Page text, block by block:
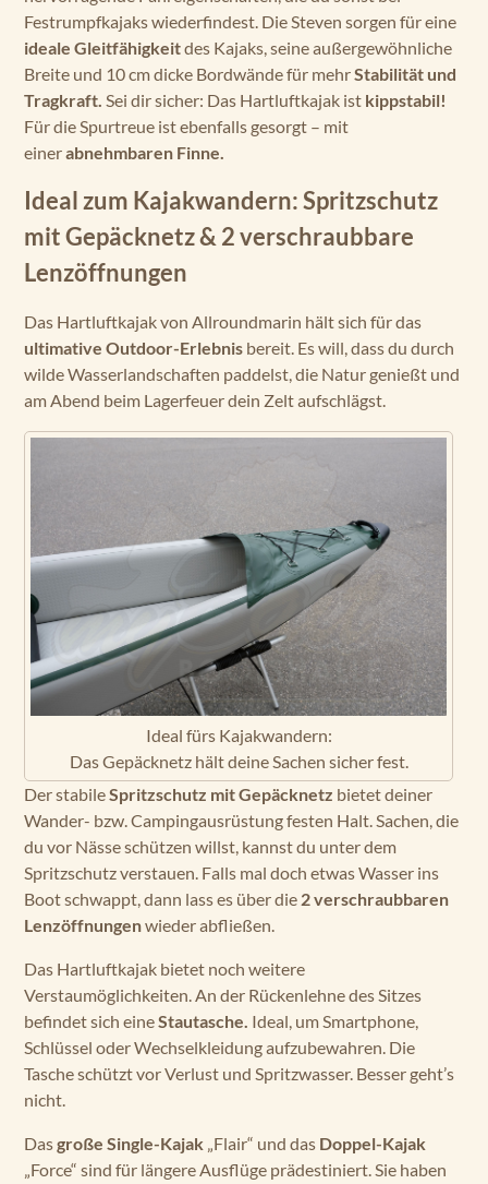
Festrumpfkajaks wiederfindest. Die Steven sorgen für eine
ideale Gleitfähigkeitdes Kajaks, seine außergewöhnliche
Breite und 10 cm dicke Bordwände für mehrStabilität und
Tragkraft. Sei dir sicher: Das Hartluftkajak ist kippstabil!
Für die Spurtreue ist ebenfalls gesorgt – mit
einerabnehmbaren Finne.
Ideal zum Kajakwandern: Spritzschutz
mit Gepäcknetz & 2 verschraubbare
Lenzöffnungen
Das Hartluftkajak von Allroundmarin hält sich für das
ultimative Outdoor-Erlebnis bereit. Es will, dass du durch
wilde Wasserlandschaften paddelst, die Natur genießt und
am Abend beim Lagerfeuer dein Zelt aufschlägst.
Ideal fürs Kajakwandern:
Das Gepäcknetz hält deine Sachen sicher fest.
Der stabileSpritzschutz mit Gepäcknetz bietet deiner
Wander- bzw. Campingausrüstung festen Halt. Sachen, die
du vor Nässe schützen willst, kannst du unter dem
Spritzschutz verstauen. Falls mal doch etwas Wasser ins
Boot schwappt, dann lass es über die 2 verschraubbaren
Lenzöffnungenwieder abfließen.
Das Hartluftkajak bietet noch weitere
Verstaumöglichkeiten. An der Rückenlehne des Sitzes
befindet sich eineStautasche. Ideal, um Smartphone,
Schlüssel oder Wechselkleidung aufzubewahren. Die
Tasche schützt vor Verlust und Spritzwasser. Besser geht’s
nicht.
Dasgroße Single-Kajak „Flair“ und das Doppel-Kajak
„Force“ sind für längere Ausflüge prädestiniert. Sie haben